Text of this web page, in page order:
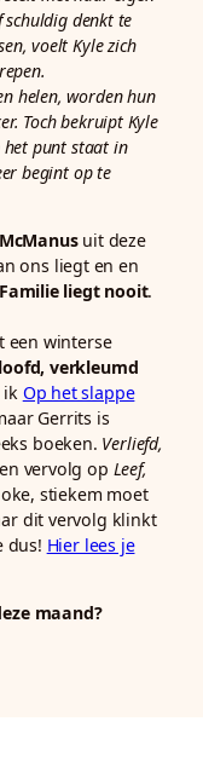
schuldig denkt te
voelt Kyle zich
helen, worden hun
Toch bekruipt Kyle
het punt staat in
begint op te
uit deze
ons liegt en en
Familie liegt nooit.
een winterse
verkleumd
ik Op het slappe
Gerrits is
boeken. Verliefd,
vervolg op Leef,
stiekem moet
dit vervolg klinkt
dus! Hier lees je
maand?